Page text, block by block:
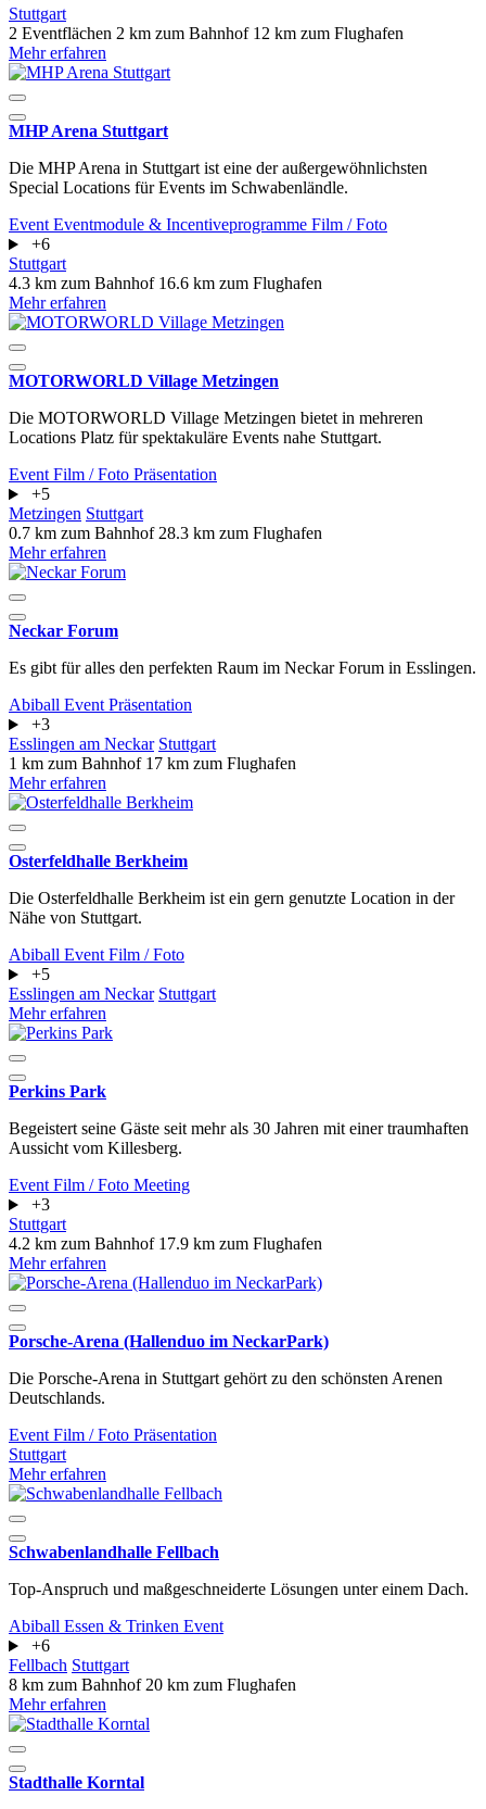
Stuttgart
2 Eventflächen 2 km zum Bahnhof 12 km zum Flughafen
Mehr erfahren
MHP Arena Stuttgart
Die MHP Arena in Stuttgart ist eine der außergewöhnlichsten
Special Locations für Events im Schwabenländle.
Event Eventmodule & Incentiveprogramme Film / Foto
+6
Stuttgart
4.3 km zum Bahnhof 16.6 km zum Flughafen
Mehr erfahren
MOTORWORLD Village Metzingen
Die MOTORWORLD Village Metzingen bietet in mehreren
Locations Platz für spektakuläre Events nahe Stuttgart.
Event Film / Foto Präsentation
+5
Metzingen Stuttgart
0.7 km zum Bahnhof 28.3 km zum Flughafen
Mehr erfahren
Neckar Forum
Es gibt für alles den perfekten Raum im Neckar Forum in Esslingen.
Abiball Event Präsentation
+3
Esslingen am Neckar Stuttgart
1 km zum Bahnhof 17 km zum Flughafen
Mehr erfahren
Osterfeldhalle Berkheim
Die Osterfeldhalle Berkheim ist ein gern genutzte Location in der
Nähe von Stuttgart.
Abiball Event Film / Foto
+5
Esslingen am Neckar Stuttgart
Mehr erfahren
Perkins Park
Begeistert seine Gäste seit mehr als 30 Jahren mit einer traumhaften
Aussicht vom Killesberg.
Event Film / Foto Meeting
+3
Stuttgart
4.2 km zum Bahnhof 17.9 km zum Flughafen
Mehr erfahren
Porsche-Arena (Hallenduo im NeckarPark)
Die Porsche-Arena in Stuttgart gehört zu den schönsten Arenen
Deutschlands.
Event Film / Foto Präsentation
Stuttgart
Mehr erfahren
Schwabenlandhalle Fellbach
Top-Anspruch und maßgeschneiderte Lösungen unter einem Dach.
Abiball Essen & Trinken Event
+6
Fellbach Stuttgart
8 km zum Bahnhof 20 km zum Flughafen
Mehr erfahren
Stadthalle Korntal